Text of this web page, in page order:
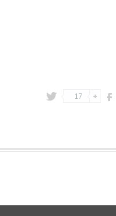
17